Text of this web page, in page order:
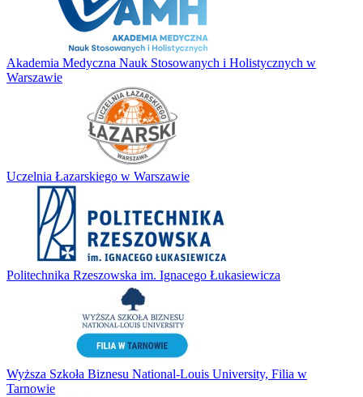
Akademia Medyczna Nauk Stosowanych i Holistycznych w
Warszawie
Uczelnia Łazarskiego w Warszawie
Politechnika Rzeszowska im. Ignacego Łukasiewicza
Wyższa Szkoła Biznesu National-Louis University, Filia w
Tarnowie